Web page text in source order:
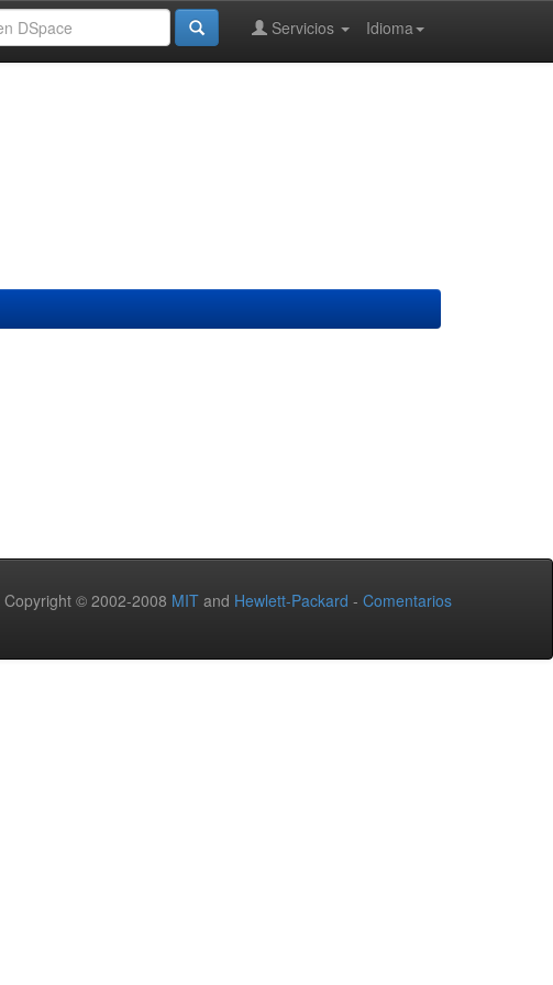
Idioma
Servicios
Copyright © 2002-2008 MIT and Hewlett-Packard - Comentarios